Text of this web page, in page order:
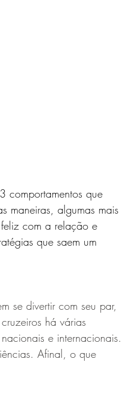
comportamentos que
maneiras, algumas mais
com a relação e
que saem um
se divertir com seu par,
há várias
e internacionais.
Afinal, o que